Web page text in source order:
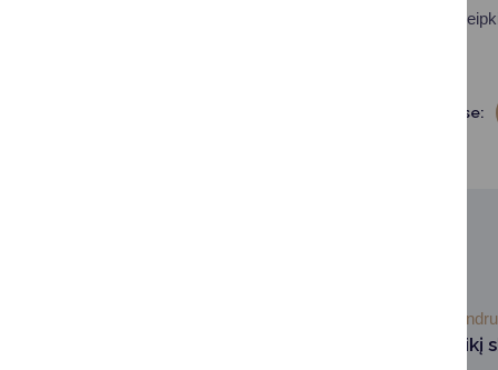
Kilus klausimams
Dalintis soc. tinkluose:
NVO mato poreikį